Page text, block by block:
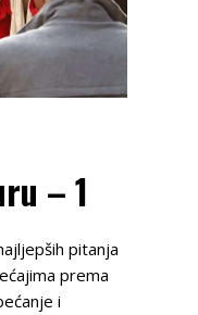
– 1
pitanja
prema
i